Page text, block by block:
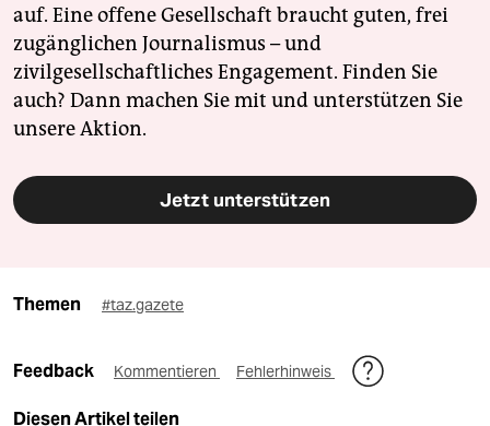
auf. Eine offene Gesellschaft braucht guten, frei
zugänglichen Journalismus – und
zivilgesellschaftliches Engagement. Finden Sie
auch? Dann machen Sie mit und unterstützen Sie
unsere Aktion.
Jetzt unterstützen
Themen #taz.gazete
Feedback Kommentieren Fehlerhinweis
Diesen Artikel teilen